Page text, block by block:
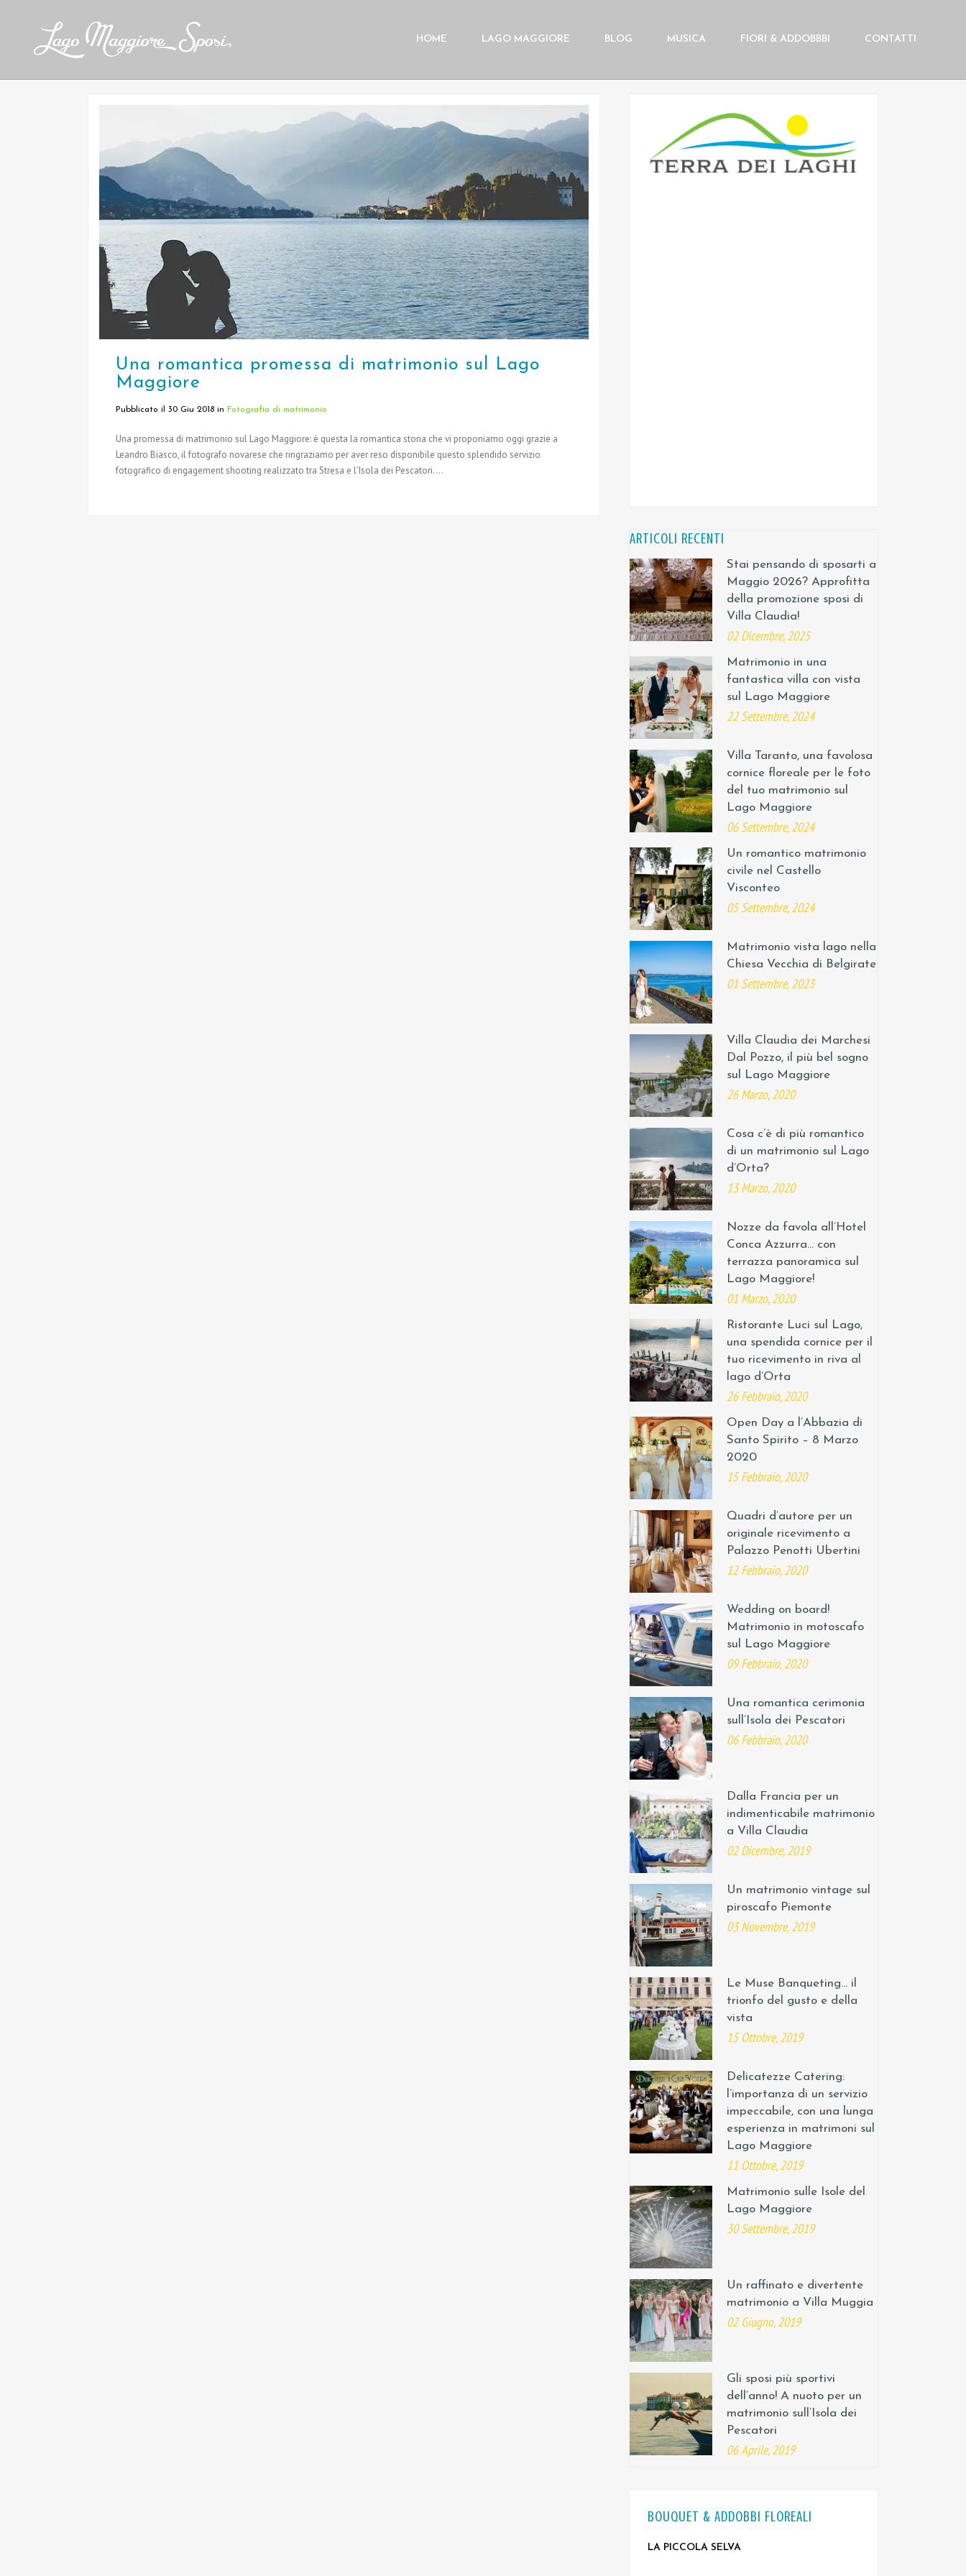
HOME LAGO MAGGIORE BLOG MUSICA FIORI & ADDOBBBI CONTATTI
Una romantica promessa di matrimonio sul Lago
Maggiore
Pubblicato il 30 Giu 2018 in Fotografia di matrimonio
Una promessa di matrimonio sul Lago Maggiore: è questa la romantica storia che vi proponiamo oggi grazie a
Leandro Biasco, il fotografo novarese che ringraziamo per aver reso disponibile questo splendido servizio
fotografico di engagement shooting realizzato tra Stresa e l’Isola dei Pescatori....
ARTICOLI RECENTI
Stai pensando di sposarti a
Maggio 2026? Approfitta
della promozione sposi di
Villa Claudia!
02 Dicembre, 2025
Matrimonio in una
fantastica villa con vista
sul Lago Maggiore
22 Settembre, 2024
Villa Taranto, una favolosa
cornice floreale per le foto
del tuo matrimonio sul
Lago Maggiore
06 Settembre, 2024
Un romantico matrimonio
civile nel Castello
Visconteo
05 Settembre, 2024
Matrimonio vista lago nella
Chiesa Vecchia di Belgirate
01 Settembre, 2023
Villa Claudia dei Marchesi
Dal Pozzo, il più bel sogno
sul Lago Maggiore
26 Marzo, 2020
Cosa c’è di più romantico
di un matrimonio sul Lago
d’Orta?
13 Marzo, 2020
Nozze da favola all’Hotel
Conca Azzurra… con
terrazza panoramica sul
Lago Maggiore!
01 Marzo, 2020
Ristorante Luci sul Lago,
una spendida cornice per il
tuo ricevimento in riva al
lago d’Orta
26 Febbraio, 2020
Open Day a l’Abbazia di
Santo Spirito – 8 Marzo
2020
15 Febbraio, 2020
Quadri d’autore per un
originale ricevimento a
Palazzo Penotti Ubertini
12 Febbraio, 2020
Wedding on board!
Matrimonio in motoscafo
sul Lago Maggiore
09 Febbraio, 2020
Una romantica cerimonia
sull’Isola dei Pescatori
06 Febbraio, 2020
Dalla Francia per un
indimenticabile matrimonio
a Villa Claudia
02 Dicembre, 2019
Un matrimonio vintage sul
piroscafo Piemonte
03 Novembre, 2019
Le Muse Banqueting… il
trionfo del gusto e della
vista
15 Ottobre, 2019
Delicatezze Catering:
l’importanza di un servizio
impeccabile, con una lunga
esperienza in matrimoni sul
Lago Maggiore
11 Ottobre, 2019
Matrimonio sulle Isole del
Lago Maggiore
30 Settembre, 2019
Un raffinato e divertente
matrimonio a Villa Muggia
02 Giugno, 2019
Gli sposi più sportivi
dell’anno! A nuoto per un
matrimonio sull’Isola dei
Pescatori
06 Aprile, 2019
BOUQUET & ADDOBBI FLOREALI
LA PICCOLA SELVA